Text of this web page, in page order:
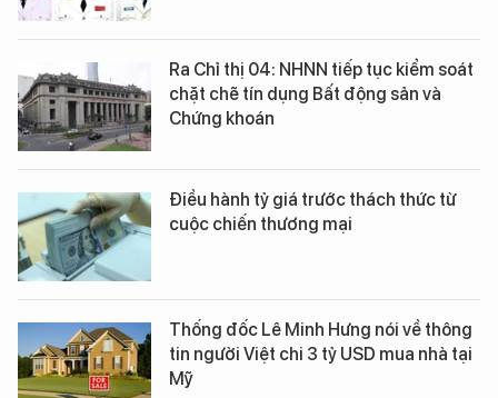
Ra Chỉ thị 04: NHNN tiếp tục kiểm soát
chặt chẽ tín dụng Bất động sản và
Chứng khoán
Điều hành tỷ giá trước thách thức từ
cuộc chiến thương mại
Thống đốc Lê Minh Hưng nói về thông
tin người Việt chi 3 tỷ USD mua nhà tại
Mỹ